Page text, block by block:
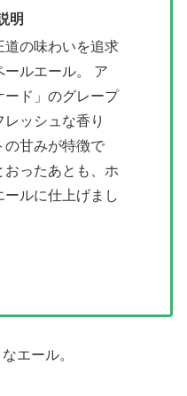
明
道の味わいを追求
ールエール。 ア
ード」のグレープ
ッシュな香り
の甘みが特徴で
ったあとも、ホ
ールに仕上げまし
エール。